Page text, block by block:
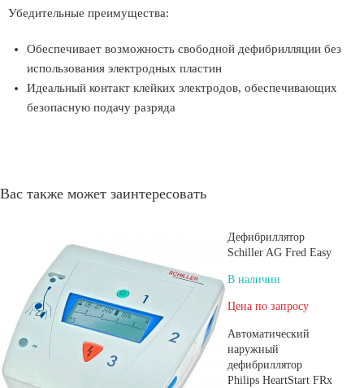
Убедительные преимущества:
Обеспечивает возможность свободной дефибрилляции без
использования электродных пластин
Идеальный контакт клейких электродов, обеспечивающих
безопасную подачу разряда
Вас также может заинтересовать
Дефибриллятор
Schiller AG Fred Easy
В наличии
Цена по запросу
Автоматический
наружный
дефибриллятор
Philips HeartStart FRx